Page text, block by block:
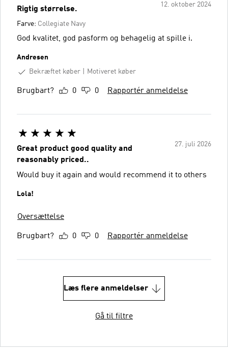
12. oktober 2024
Rigtig størrelse.
Farve: Collegiate Navy
God kvalitet, god pasform og behagelig at spille i.
Andresen
Bekræftet køber
Motiveret køber
Brugbart? 0 0 Rapportér anmeldelse
27. juli 2026
Great product good quality and
reasonably priced..
Would buy it again and would recommend it to others
Lola!
Oversættelse
Brugbart? 0 0 Rapportér anmeldelse
Læs flere anmeldelser
Gå til filtre